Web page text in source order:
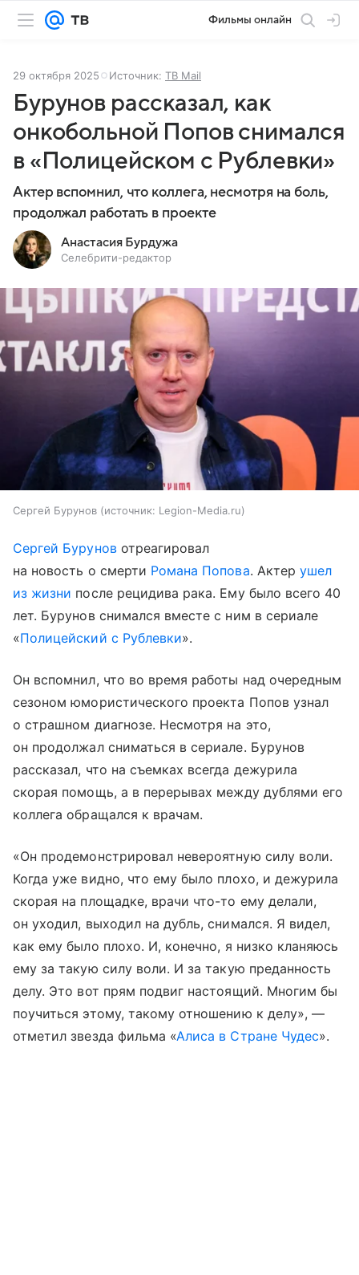
Фильмы онлайн
29 октября 2025 Источник: ТВ Mail
Бурунов рассказал, как
онкобольной Попов снимался
в «Полицейском с Рублевки»
Актер вспомнил, что коллега, несмотря на боль,
продолжал работать в проекте
Анастасия Бурдужа
Селебрити-редактор
Сергей Бурунов источник: Legion-Media.ru
Сергей Буруновотреагировал
на новость о смерти Романа Попова. Актер ушел
из жизни после рецидива рака. Ему было всего 40
лет. Бурунов снимался вместе с ним в сериале
«Полицейский с Рублевки».
Он вспомнил, что во время работы над очередным
сезоном юмористического проекта Попов узнал
о страшном диагнозе. Несмотря на это,
он продолжал сниматься в сериале. Бурунов
рассказал, что на съемках всегда дежурила
скорая помощь, а в перерывах между дублями его
коллега обращался к врачам.
«Он продемонстрировал невероятную силу воли.
Когда уже видно, что ему было плохо, и дежурила
скорая на площадке, врачи что-то ему делали,
он уходил, выходил на дубль, снимался. Я видел,
как ему было плохо. И, конечно, я низко кланяюсь
ему за такую силу воли. И за такую преданность
делу. Это вот прям подвиг настоящий. Многим бы
поучиться этому, такому отношению к делу», —
отметил звезда фильма «Алиса в Стране Чудес».